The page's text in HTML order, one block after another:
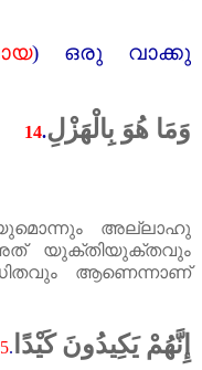
) ഒരു വാക്കു
14.وَمَا هُوَ بِالْهَزْلِ
അല്ലാഹു
യുക്തിയുക്തവും
ആണെന്നാണ്‌
. إِنَّهُمْ يَكِيدُونَ كَيْدًا